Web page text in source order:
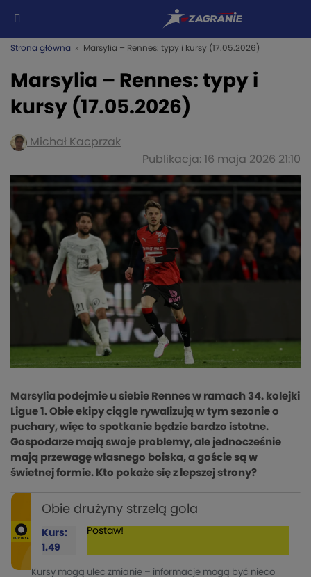
Strona główna » Marsylia – Rennes: typy i kursy (17.05.2026)
Marsylia – Rennes: typy i
kursy (17.05.2026)
Michał Kacprzak
Publikacja: 16 maja 2026 21:10
Marsylia podejmie u siebie Rennes w ramach 34. kolejki
Ligue 1. Obie ekipy ciągle rywalizują w tym sezonie o
puchary, więc to spotkanie będzie bardzo istotne.
Gospodarze mają swoje problemy, ale jednocześnie
mają przewagę własnego boiska, a goście są w
świetnej formie. Kto pokaże się z lepszej strony?
Obie drużyny strzelą gola
Kurs:
1.49
Postaw!
Kursy mogą ulec zmianie – informacje mogą być nieco